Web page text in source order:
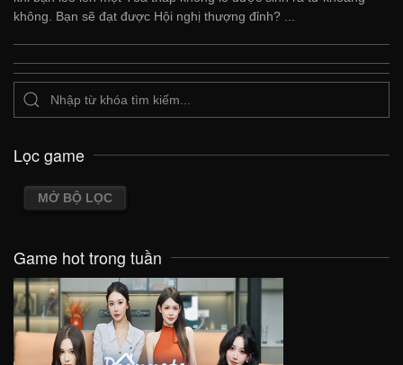
không. Bạn sẽ đạt được Hội nghị thượng đỉnh? ...
Lọc game
MỞ BỘ LỌC
Game hot trong tuần
VIEW